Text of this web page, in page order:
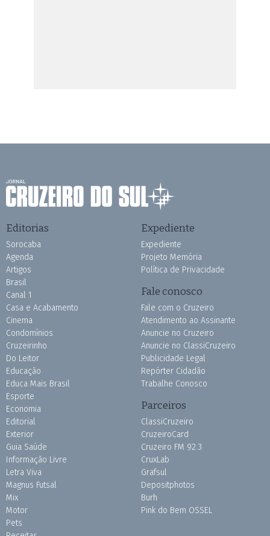
Editorias
Sorocaba
Agenda
Artigos
Brasil
Canal 1
Casa e Acabamento
Cinema
Condomínios
Cruzeirinho
Do Leitor
Educação
Educa Mais Brasil
Esporte
Economia
Editorial
Exterior
Guia Saúde
Informação Livre
Letra Viva
Magnus Futsal
Mix
Motor
Pets
Expediente
Expediente
Projeto Memória
Política de Privacidade
Fale conosco
Fale com o Cruzeiro
Atendimento ao Assinante
Anuncie no Cruzeiro
Anuncie no ClassiCruzeiro
Publicidade Legal
Repórter Cidadão
Trabalhe Conosco
Parceiros
ClassiCruzeiro
CruzeiroCard
Cruzeiro FM 92.3
CruxLab
Grafsul
Depositphotos
Burh
Pink do Bem OSSEL